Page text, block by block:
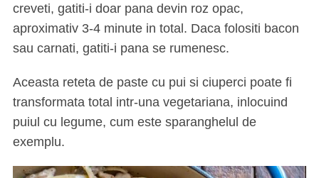
creveti, gatiti-i doar pana devin roz opac,
aproximativ 3-4 minute in total. Daca folositi bacon
sau carnati, gatiti-i pana se rumenesc.
Aceasta reteta de paste cu pui si ciuperci poate fi
transformata total intr-una vegetariana, inlocuind
puiul cu legume, cum este sparanghelul de
exemplu.